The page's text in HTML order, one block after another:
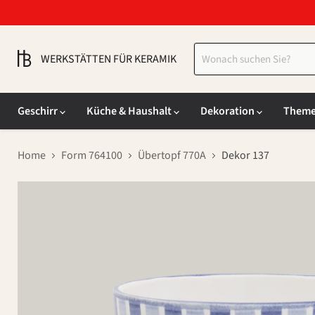
WERKSTÄTTEN FÜR KERAMIK
Geschirr
Küche & Haushalt Dekoration
Home Form 764100 Übertopf 770A Dekor 137